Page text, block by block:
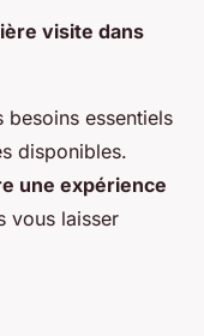
visite dans
essentiels
disponibles.
une expérience
vous laisser